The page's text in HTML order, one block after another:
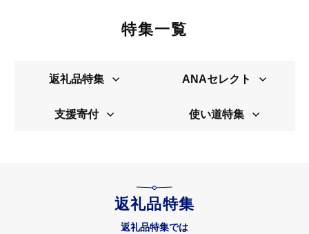
特集一覧
返礼品特集 ANAセレクト
支援寄付 使い道特集
返礼品特集
返礼品特集では